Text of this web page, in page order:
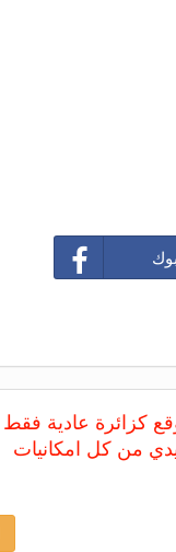
كزائرة عادية
من كل امكانيات